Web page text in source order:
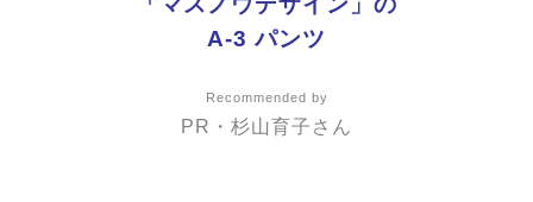
A-3 パンツ
Recommended by
PR・杉山育子さん